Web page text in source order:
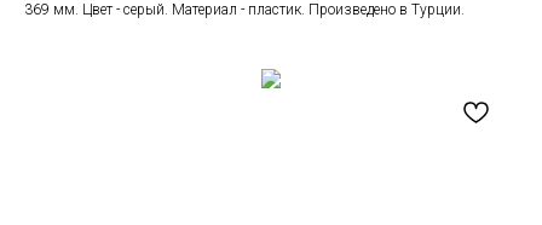
369 мм. Цвет - серый. Материал - пластик. Произведено в Турции.